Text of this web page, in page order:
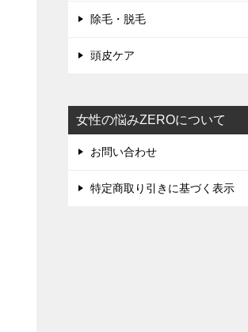
除毛・脱毛
頭皮ケア
女性の悩みZEROについて
お問い合わせ
特定商取り引きに基づく表示